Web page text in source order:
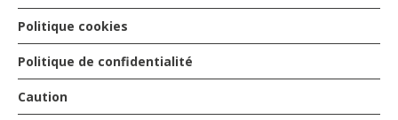
Politique cookies
Politique de confidentialité
Caution